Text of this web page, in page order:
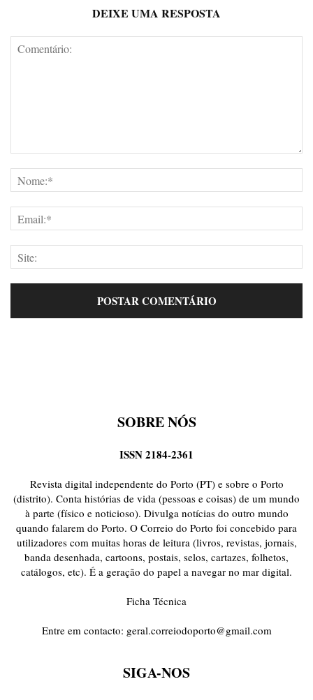
DEIXE UMA RESPOSTA
SOBRE NÓS
ISSN 2184-2361
Revista digital independente do Porto (PT) e sobre o Porto
(distrito). Conta histórias de vida (pessoas e coisas) de um mundo
à parte (físico e noticioso). Divulga notícias do outro mundo
quando falarem do Porto. O Correio do Porto foi concebido para
utilizadores com muitas horas de leitura (livros, revistas, jornais,
banda desenhada, cartoons, postais, selos, cartazes, folhetos,
catálogos, etc). É a geração do papel a navegar no mar digital.
Ficha Técnica
Entre em contacto: geral.correiodoporto@gmail.com
SIGA-NOS